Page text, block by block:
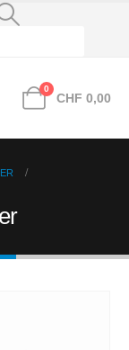
0
CHF 0,00